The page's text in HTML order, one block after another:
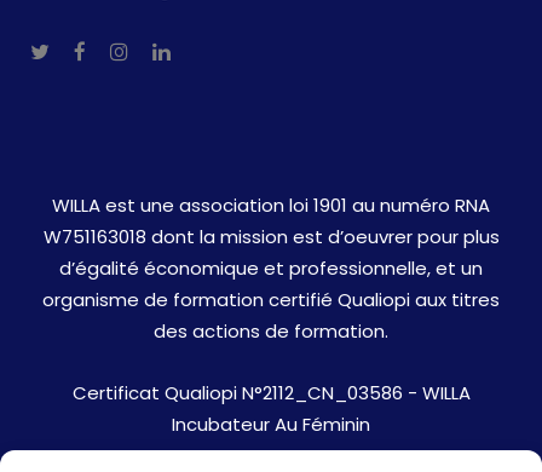
WILLA est une association loi 1901 au numéro RNA
W751163018 dont la mission est d’oeuvrer pour plus
d’égalité économique et professionnelle, et un
organisme de formation certifié Qualiopi aux titres
des actions de formation.
Certificat Qualiopi N°2112_CN_03586 - WILLA
Incubateur Au Féminin